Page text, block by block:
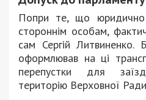
Попри те, що юридично
стороннім особам,
сам Сергій Литвиненко.
оформлював на ці
перепустки для
територію Верховної